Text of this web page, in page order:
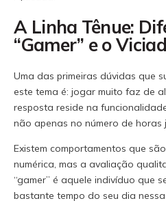
A Linha Tênue:
“Gamer” e o
Uma das primeiras dúvidas que
este tema é: jogar muito faz de
resposta reside na
não apenas no número de horas
Existem comportamentos que
numérica, mas a avaliação
“gamer” é aquele indivíduo que
bastante tempo do seu dia